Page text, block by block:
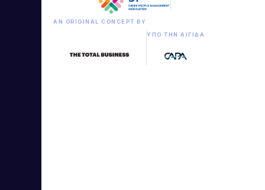
AN ORIGINAL CONCEPT BY
ΥΠΌ ΤΗΝ ΑΙΓΊΔΑ